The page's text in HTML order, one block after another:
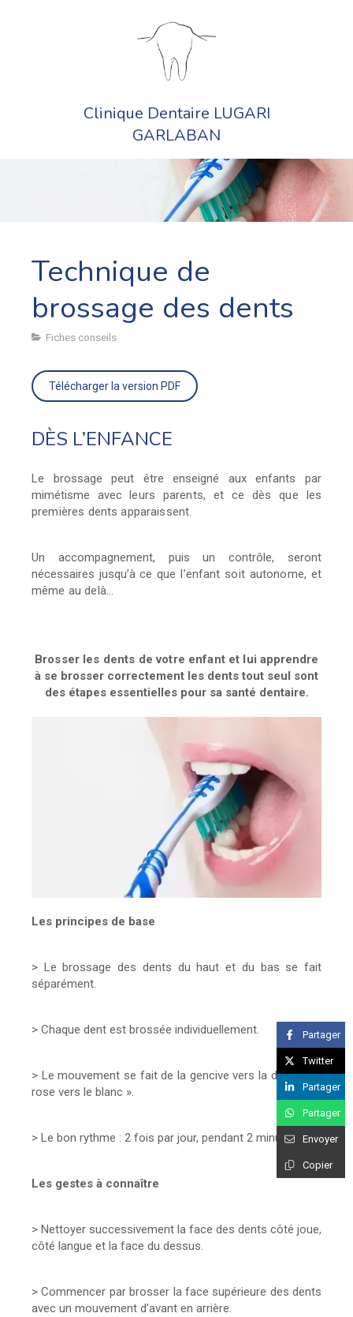
Clinique Dentaire LUGARI
GARLABAN
Technique de
brossage des dents
Fiches conseils
Télécharger la version PDF
DÈS L’ENFANCE
Le brossage peut être enseigné aux enfants par
mimétisme avecleurs parents, et ce dès que les
premières dents apparaissent.
Un accompagnement, puis un contrôle, seront
nécessaires jusqu’àce que l’enfant soit autonome, et
même au delà…
Brosser les dents de votre enfant et luiapprendre
à se brosser correctement les dents tout seul sont
des étapes essentielles pour sa santé dentaire.
Les principes de base
> Le brossage des dents du haut et du bas se fait
séparément.
> Chaque dent est brossée individuellement.
> Le mouvement se fait de la gencive vers la dent, « du
rose vers le blanc ».
> Le bon rythme : 2 fois par jour, pendant 2 minutes.
Les gestes à connaître
> Nettoyer successivement la face des dents côté joue,
côté langue et la face du dessus.
> Commencer par brosser la face supérieure des dents
avec un mouvement d’avant en arrière.
Partager
Twitter
Partager
Partager
Envoyer
Copier